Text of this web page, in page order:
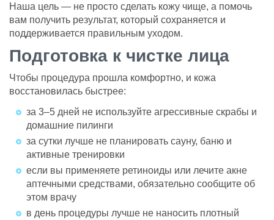
Наша цель — не просто сделать кожу чище, а помочь
вам получить результат, который сохраняется и
поддерживается правильным уходом.
Подготовка к чистке лица
Чтобы процедура прошла комфортно, и кожа
восстановилась быстрее:
за 3–5 дней не используйте агрессивные скрабы и
домашние пилинги
за сутки лучше не планировать сауну, баню и
активные тренировки
если вы применяете ретиноиды или лечите акне
аптечными средствами, обязательно сообщите об
этом врачу
в день процедуры лучше не наносить плотный